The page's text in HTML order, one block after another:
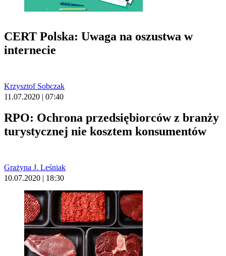
CERT Polska: Uwaga na oszustwa w
internecie
Krzysztof Sobczak
11.07.2020 | 07:40
RPO: Ochrona przedsiębiorców z branży
turystycznej nie kosztem konsumentów
Grażyna J. Leśniak
10.07.2020 | 18:30